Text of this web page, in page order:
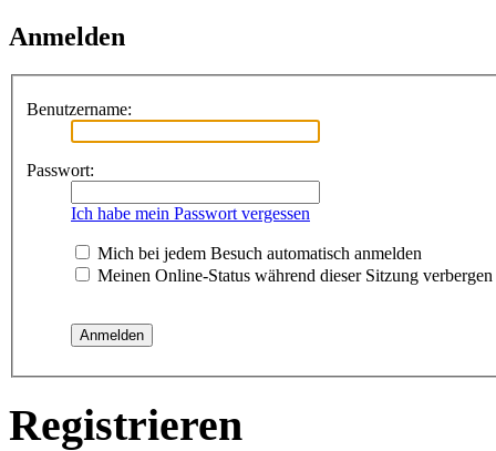
Anmelden
Benutzername:
Passwort:
Ich habe mein Passwort vergessen
Mich bei jedem Besuch automatisch anmelden
Meinen Online-Status während dieser Sitzung verbergen
Registrieren